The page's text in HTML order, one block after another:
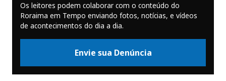
Os leitores podem colaborar com o conteúdo do
Roraima em Tempo enviando fotos, notícias, e vídeos
de acontecimentos do dia a dia.
Envie sua Denúncia